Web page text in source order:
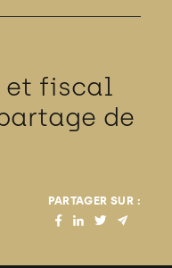
et fiscal
de
PARTAGER SUR :